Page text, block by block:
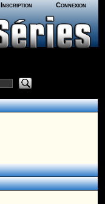
Inscription Connexion